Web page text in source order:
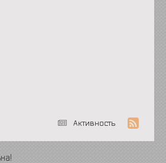
Активность